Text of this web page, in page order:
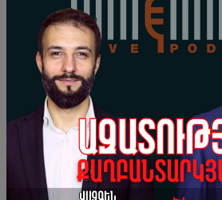
բախվի ռեալ պոլիտիկին, պարզ
սկզբունքների՞ մարդ է, թե՞
դերասան». Արմեն Հովասափյան
06-08-2026 18:29 |
Արդարությունը հաստատվում է
ենթարկվում է սկզբունքին,
Իսահակ Սրբազան
06-08-2026 18:27 | Լուրեր